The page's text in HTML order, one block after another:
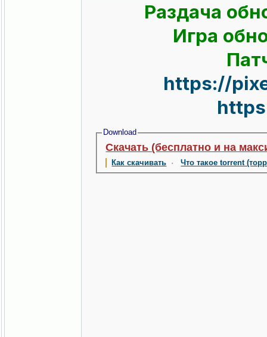
Раздача
Игра
https://
Download
Скачать (бесплатно и на
Как скачивать ·Что такое torrent